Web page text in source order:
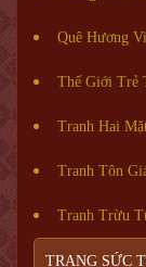
Quê Hương
Thế Giới Trẻ
Tranh Hai
Tranh Tôn
Tranh Trừu
TRANG SỨC